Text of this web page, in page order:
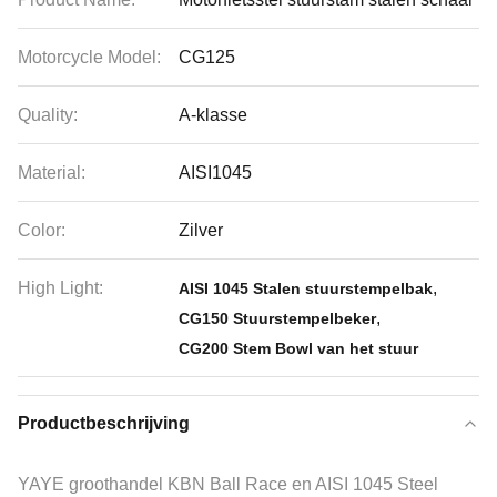
Motorcycle Model: CG125
Quality: A-klasse
Material: AISI1045
Color: Zilver
High Light: AISI 1045 Stalen stuurstempelbak,
CG150 Stuurstempelbeker,
CG200 Stem Bowl van het stuur
Productbeschrijving
YAYE groothandel KBN Ball Race en AISI 1045 Steel